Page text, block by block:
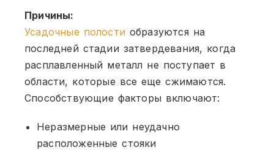
Причины:
Усадочные полости образуются на
последней стадии затвердевания, когда
расплавленный металл не поступает в
области, которые все еще сжимаются.
Способствующие факторы включают:
Неразмерные или неудачно
расположенные стояки